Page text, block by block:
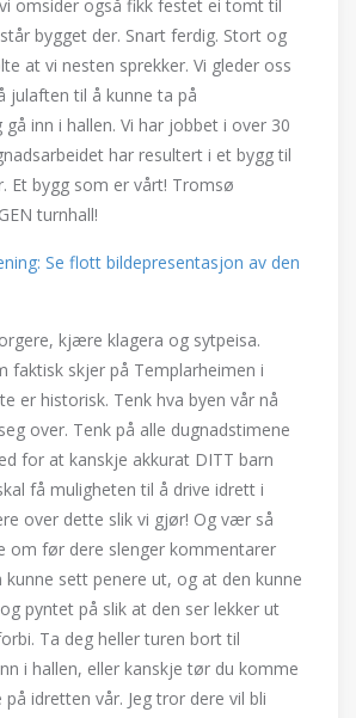
omsider også fikk festet ei tomt til
bygget der. Snart ferdig. Stort og
at vi nesten sprekker. Vi gleder oss
julaften til å kunne ta på
inn i hallen. Vi har jobbet i over 30
har resultert i et bygg til
Et bygg som er vårt! Tromsø
turnhall!
Se flott bildepresentasjon av den
kjære klagera og sytpeisa.
faktisk skjer på Templarheimen i
er historisk. Tenk hva byen vår nå
over. Tenk på alle dugnadstimene
for at kanskje akkurat DITT barn
få muligheten til å drive idrett i
over dette slik vi gjør! Og vær så
om før dere slenger kommentarer
sett penere ut, og at den kunne
pyntet på slik at den ser lekker ut
Ta deg heller turen bort til
i hallen, eller kanskje tør du komme
idretten vår. Jeg tror dere vil bli